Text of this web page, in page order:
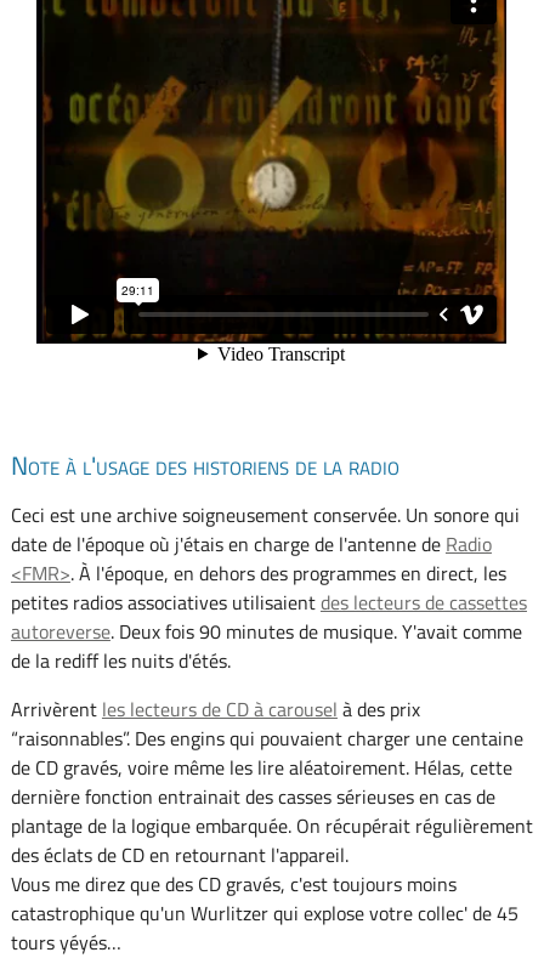
Note à l'usage des historiens de la radio
Ceci est une archive soigneusement conservée. Un sonore qui
date de l'époque où j'étais en charge de l'antenne de Radio
<FMR>. À l'époque, en dehors des programmes en direct, les
petites radios associatives utilisaientdes lecteurs de cassettes
autoreverse. Deux fois 90 minutes de musique. Y'avait comme
de la rediff les nuits d'étés.
Arrivèrent les lecteurs de CD à carousel à des prix
“raisonnables”. Des engins qui pouvaient charger une centaine
de CD gravés, voire même les lire aléatoirement. Hélas, cette
dernière fonction entrainait des casses sérieuses en cas de
plantage de la logique embarquée. On récupérait régulièrement
des éclats de CD en retournant l'appareil.
Vous me direz que des CD gravés, c'est toujours moins
catastrophique qu'un Wurlitzer qui explose votre collec' de 45
tours yéyés…